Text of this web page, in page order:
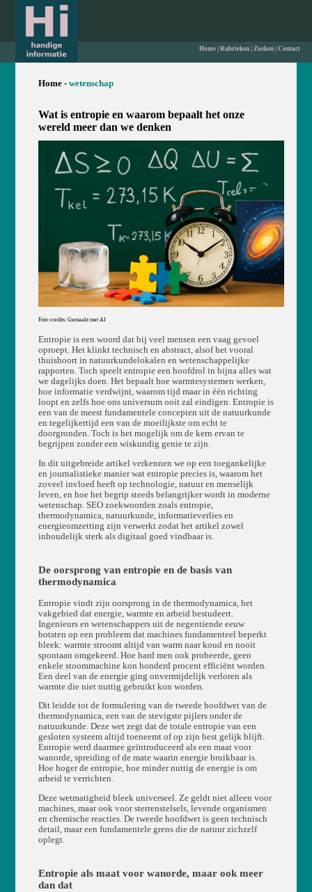
Home| Rubrieken| Zoeken| Contact
Home - wetenschap
Wat is entropie en waarom bepaalt het onze
wereld meer dan we denken
Foto credits: Gemaakt met AI
Entropie is een woord dat bij veel mensen een vaag gevoel
oproept. Het klinkt technisch en abstract, alsof het vooral
thuishoort in natuurkundelokalen en wetenschappelijke
rapporten. Toch speelt entropie een hoofdrol in bijna alles wat
we dagelijks doen. Het bepaalt hoe warmtesystemen werken,
hoe informatie verdwijnt, waarom tijd maar in één richting
loopt en zelfs hoe ons universum ooit zal eindigen. Entropie is
een van de meest fundamentele concepten uit de natuurkunde
en tegelijkertijd een van de moeilijkste om echt te
doorgronden. Toch is het mogelijk om de kern ervan te
begrijpen zonder een wiskundig genie te zijn.
In dit uitgebreide artikel verkennen we op een toegankelijke
en journalistieke manier wat entropie precies is, waarom het
zoveel invloed heeft op technologie, natuur en menselijk
leven, en hoe het begrip steeds belangrijker wordt in moderne
wetenschap. SEO zoekwoorden zoals entropie,
thermodynamica, natuurkunde, informatieverlies en
energieomzetting zijn verwerkt zodat het artikel zowel
inhoudelijk sterk als digitaal goed vindbaar is.
De oorsprong van entropie en de basis van
thermodynamica
Entropie vindt zijn oorsprong in de thermodynamica, het
vakgebied dat energie, warmte en arbeid bestudeert.
Ingenieurs en wetenschappers uit de negentiende eeuw
botsten op een probleem dat machines fundamenteel beperkt
bleek: warmte stroomt altijd van warm naar koud en nooit
spontaan omgekeerd. Hoe hard men ook probeerde, geen
enkele stoommachine kon honderd procent efficiënt worden.
Een deel van de energie ging onvermijdelijk verloren als
warmte die niet nuttig gebruikt kon worden.
Dit leidde tot de formulering van de tweede hoofdwet van de
thermodynamica, een van de stevigste pijlers onder de
natuurkunde. Deze wet zegt dat de totale entropie van een
gesloten systeem altijd toeneemt of op zijn best gelijk blijft.
Entropie werd daarmee geïntroduceerd als een maat voor
wanorde, spreiding of de mate waarin energie bruikbaar is.
Hoe hoger de entropie, hoe minder nuttig de energie is om
arbeid te verrichten.
Deze wetmatigheid bleek universeel. Ze geldt niet alleen voor
machines, maar ook voor sterrenstelsels, levende organismen
en chemische reacties. De tweede hoofdwet is geen technisch
detail, maar een fundamentele grens die de natuur zichzelf
oplegt.
Entropie als maat voor wanorde, maar ook meer
dan dat